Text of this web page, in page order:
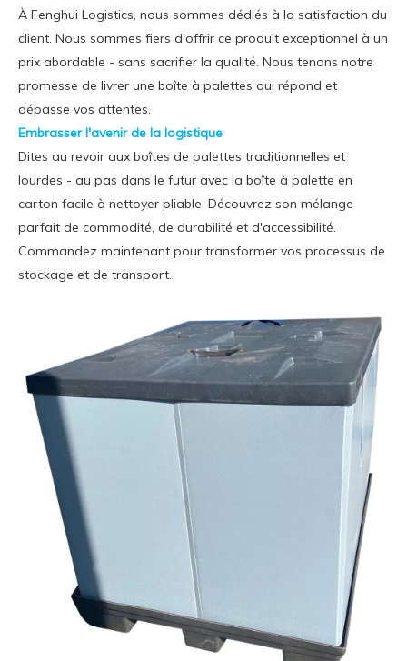
À Fenghui Logistics, nous sommes dédiés à la satisfaction du
client. Nous sommes fiers d'offrir ce produit exceptionnel à un
prix abordable - sans sacrifier la qualité. Nous tenons notre
promesse de livrer une boîte à palettes qui répond et
dépasse vos attentes.
Embrasser l'avenir de la logistique
Dites au revoir aux boîtes de palettes traditionnelles et
lourdes - au pas dans le futur avec la boîte à palette en
carton facile à nettoyer pliable. Découvrez son mélange
parfait de commodité, de durabilité et d'accessibilité.
Commandez maintenant pour transformer vos processus de
stockage et de transport.